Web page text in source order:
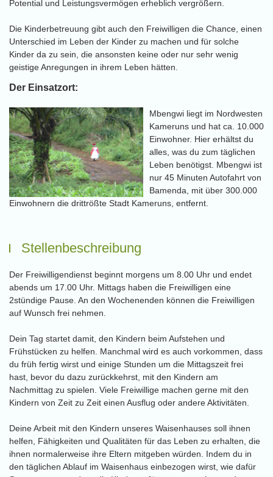
Potential und Leistungsvermögen erheblich vergrößern.
Die Kinderbetreuung gibt auch den Freiwilligen die Chance, einen
Unterschied im Leben der Kinder zu machen und für solche
Kinder da zu sein, die ansonsten keine oder nur sehr wenig
geistige Anregungen in ihrem Leben hätten.
Der Einsatzort:
Mbengwi liegt im Nordwesten
Kameruns und hat ca. 10.000
Einwohner. Hier erhältst du
alles, was du zum täglichen
Leben benötigst. Mbengwi ist
nur 45 Minuten Autofahrt von
Bamenda, mit über 300.000
Einwohnern die drittrößte Stadt Kameruns, entfernt.
Stellenbeschreibung
Der Freiwilligendienst beginnt morgens um 8.00 Uhr und endet
abends um 17.00 Uhr. Mittags haben die Freiwilligen eine
2stündige Pause. An den Wochenenden können die Freiwilligen
auf Wunsch frei nehmen.
Dein Tag startet damit, den Kindern beim Aufstehen und
Frühstücken zu helfen. Manchmal wird es auch vorkommen, dass
du früh fertig wirst und einige Stunden um die Mittagszeit frei
hast, bevor du dazu zurückkehrst, mit den Kindern am
Nachmittag zu spielen. Viele Freiwillige machen gerne mit den
Kindern von Zeit zu Zeit einen Ausflug oder andere Aktivitäten.
Deine Arbeit mit den Kindern unseres Waisenhauses soll ihnen
helfen, Fähigkeiten und Qualitäten für das Leben zu erhalten, die
ihnen normalerweise ihre Eltern mitgeben würden. Indem du in
den täglichen Ablauf im Waisenhaus einbezogen wirst, wie dafür